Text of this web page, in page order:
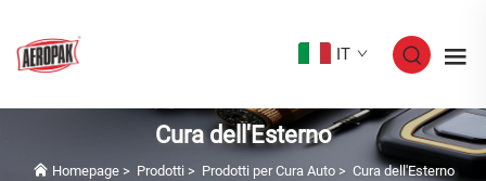
IT
Cura dell'Esterno
Homepage> Prodotti> Prodotti per Cura Auto> Cura dell'Esterno